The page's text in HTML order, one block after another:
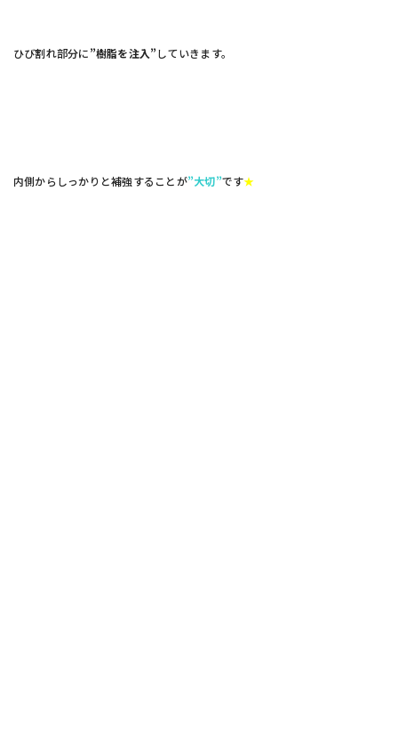
ひび割れ部分に”樹脂を注入”していきます。
内側からしっかりと補強することが”大切”です★